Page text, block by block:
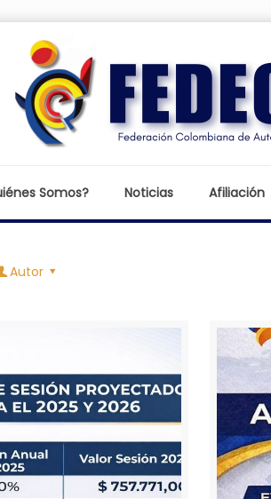
Somos? Noticias Afiliación
Autor